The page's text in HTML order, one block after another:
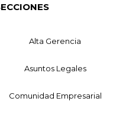
Alta Gerencia
Asuntos Legales
Comunidad Empresarial